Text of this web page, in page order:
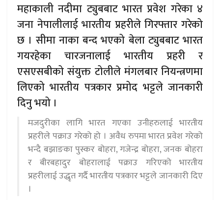
महाकाली नदीमा ट्युबबाट भारत प्रवेश गरेका ४
जना नेपालीलाई भारतीय प्रहरीले गिरफ्तार गरेको
छ । सीमा नाका बन्द भएको बेला ट्युबबाट भारत
गयरहेका चारजनालाई भारतीय प्रहरी र
एसएसबीको संयुक्त टोलीले मंगलबार नियन्त्रणमा
लिएको भारतीय पत्रकार प्रमोद भट्टले जानकारी
दिनु भयो ।
मजदुरीका लागि भारत गएका उनीहरुलाई भारतीय
प्रहरीले पक्राउ गरेको हो । अवैध रुपमा भारत प्रवेश गरेको
भन्दै बझाङका पुस्कर बोहरा, गजेन्द्र बोहरा, जनक बोहरा
र बीरबहादुर बोहरालाई पक्राउ गरिएको भारतीय
प्रहरीलाई उद्धृत गर्दै भारतीय पत्रकार भट्टले जानकारी दिए
।